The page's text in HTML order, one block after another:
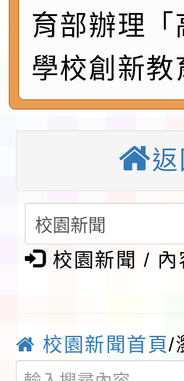
鎮韌性（防空
速演練執行計
「115年金融
本校115學年
第3次招考代
告(不再辦理
檢送「桃園市
程安排一案
「桃園市補
展演活動實施
請一案
教育部校安中
報
淨零綠領人才
檢送桃園市
實施要點各1份
程
函轉國家通訊
鎮韌性（防空
「115年金融
育部辦理
學校創新
校園新聞 / 內
校園新聞首頁/